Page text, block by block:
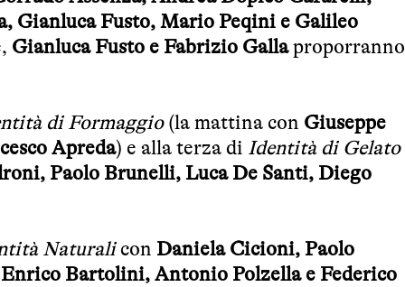
Gianluca Fusto, Mario Peqini e Galileo
Gianluca Fusto e Fabrizio Gallaproporranno
di Formaggio(la mattina con Giuseppe
Apreda) e alla terza di Identità di Gelato
Paolo Brunelli, Luca De Santi, Diego
Naturalicon Daniela Cicioni, Paolo
Bartolini, Antonio Polzella e Federico